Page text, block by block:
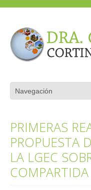
PRIMERAS
PROPUESTA
LA LGEC
COMPARTIDA